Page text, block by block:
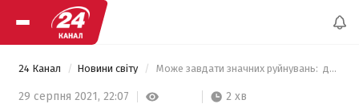
24 Канал Новини світу Може завдати значних руйнувань:  до США наближається ураган Іда, люди налякані
29 серпня 2021, 22:07 2 хв